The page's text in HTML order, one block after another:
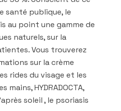
santé publique, le
au point une gamme de
naturels, sur la
Vous trouverez
sur la crème
rides du visage et les
mains, HYDRADOCTA,
soleil , le psoriasis